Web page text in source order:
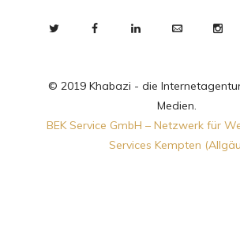
© 2019 Khabazi - die
Medien.
BEK Service GmbH – Netzwerk für
Services Kempten